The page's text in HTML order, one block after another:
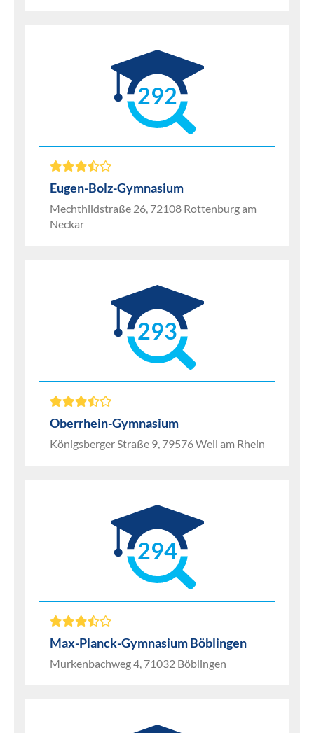
292
Eugen-Bolz-Gymnasium
Mechthildstraße 26, 72108 Rottenburg am
Neckar
293
Oberrhein-Gymnasium
Königsberger Straße 9, 79576 Weil am Rhein
294
Max-Planck-Gymnasium Böblingen
Murkenbachweg 4, 71032 Böblingen